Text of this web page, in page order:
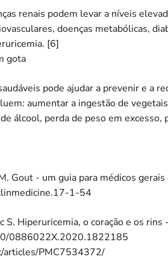
renais podem levar a níveis
doenças metabólicas,
[6]
gota
​​pode ajudar a prevenir e a
aumentar a ingestão de
álcool, perda de peso em excesso,
Gout - um guia para médicos
1-54
S. Hiperuricemia, o coração e os
0886022X.2020.1822185
articles/PMC7534372/